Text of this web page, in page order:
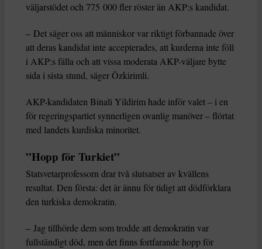
väljarstödet och 775 000 fler röster än AKP:s kandidat.
– Det säger oss att människor var riktigt förbannade över
att deras kandidat inte accepterades, att kurderna inte föll
i AKP:s fälla och att vissa moderata AKP-väljare bytte
sida i sista stund, säger Özkirimli.
AKP-kandidaten Binali Yildirim hade inför valet – i en
för regeringspartiet synnerligen ovanlig manöver – flörtat
med landets kurdiska minoritet.
”Hopp för Turkiet”
Statsvetarprofessorn drar två slutsatser av kvällens
resultat. Den första: det är ännu för tidigt att dödförklara
den turkiska demokratin.
– Jag tillhörde dem som trodde att demokratin var
fullständigt död, men det finns fortfarande hopp för